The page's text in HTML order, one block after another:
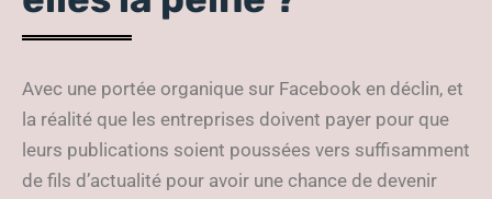
Avec une portée organique sur Facebook en déclin, et
la réalité que les entreprises doivent payer pour que
leurs publications soient poussées vers suffisamment
de fils d’actualité pour avoir une chance de devenir